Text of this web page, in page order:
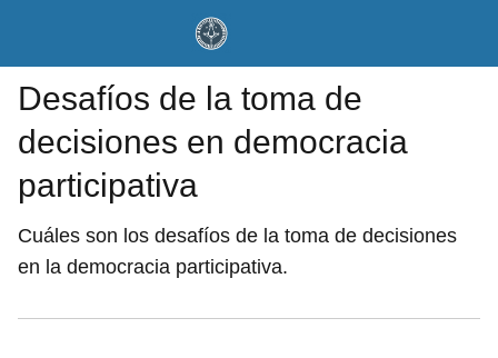
Desafíos de la toma de
decisiones en democracia
participativa
Cuáles son los desafíos de la toma de decisiones
en la democracia participativa.